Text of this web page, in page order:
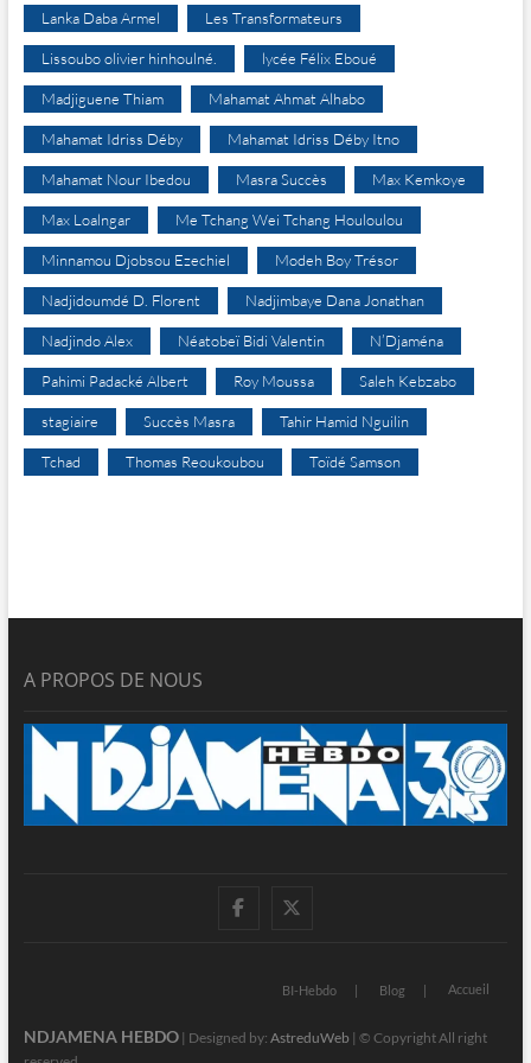
Lanka Daba Armel Les Transformateurs
Lissoubo olivier hinhoulné. lycée Félix Eboué
Madjiguene Thiam Mahamat Ahmat Alhabo
Mahamat Idriss Déby Mahamat Idriss Déby Itno
Mahamat Nour Ibedou Masra Succès Max Kemkoye
Max Loalngar Me Tchang Wei Tchang Houloulou
Minnamou Djobsou Ezechiel Modeh Boy Trésor
Nadjidoumdé D. Florent Nadjimbaye Dana Jonathan
Nadjindo Alex Néatobeï Bidi Valentin N’Djaména
Pahimi Padacké Albert Roy Moussa Saleh Kebzabo
stagiaire Succès Masra Tahir Hamid Nguilin
Tchad Thomas Reoukoubou Toïdé Samson
A PROPOS DE NOUS
facebook
BI-Hebdo Blog Accueil
NDJAMENA HEBDO| Designed by: AstreduWeb | © Copyright All right